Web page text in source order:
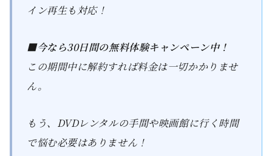
イン再生も対応！
■今なら30日間の無料体験キャンペーン中！
この期間中に解約すれば料金は一切かかりませ
ん。
もう、DVDレンタルの手間や映画館に行く時間
で悩む必要はありません！